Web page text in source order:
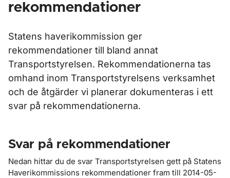
rekommendationer
Statens haverikommission ger
rekommendationer till bland annat
Transportstyrelsen. Rekommendationerna tas
omhand inom Transportstyrelsens verksamhet
och de åtgärder vi planerar dokumenteras i ett
svar på rekommendationerna.
Svar på rekommendationer
Nedan hittar du de svar Transportstyrelsen gett på Statens
Haverikommissions rekommendationer fram till 2014-05-